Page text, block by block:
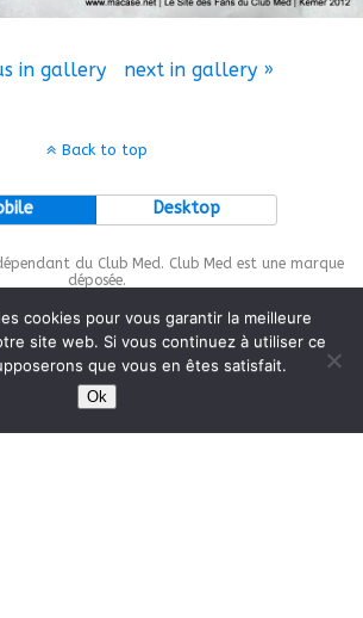
in gallery next in gallery »
Back to top
Desktop
du Club Med. Club Med est une marque
déposée.
site is protected bywp-copyrightpro.com
cookies pour vous garantir la meilleure
site web. Si vous continuez à utiliser ce
que vous en êtes satisfait.
Ok